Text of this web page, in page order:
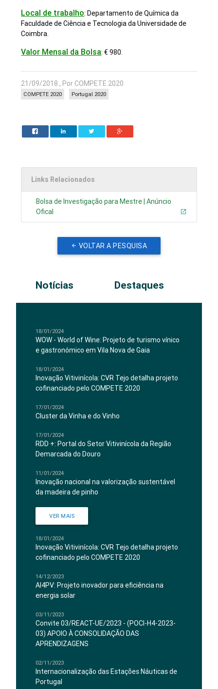
Local de trabalho: Departamento de Química da
Faculdade de Ciência e Tecnologia da Universidade de
Coimbra.
Valor Mensal da Bolsa:€ 980.
21/09/2018 , Por COMPETE 2020
Portugal 2020
COMPETE 2020
Links Relacionados
Bolsa de Investigação para Mestre | Anúncio
Ofical
VOLTAR A PESQUISA
Notícias Destaques
18/01/2024
WOW - World of Wine: Projeto de turismo vínico
e gastronómico em Vila Nova de Gaia
18/01/2024
Inovação Vitivinícola: CVR Tejo detalha projeto
cofinanciado pelo COMPETE 2020
17/01/2024
Cluster da Vinha e do Vinho
17/01/2024
RDD +: Portal do Setor Vitivinícola da Região
Demarcada do Douro
11/01/2024
Inovação nacional na valorização sustentável
da madeira de pinho
VER MAIS
18/01/2024
Inovação Vitivinícola: CVR Tejo detalha projeto
cofinanciado pelo COMPETE 2020
14/12/2023
AI4PV: Projeto inovador para eficiência na
energia solar
03/11/2023
Convite 03/REACT-UE/2023 - (POCI-H4-2023-
03) APOIO À CONSOLIDAÇÃO DAS
APRENDIZAGENS
02/11/2023
Internacionalização das Estações Náuticas de
Portugal